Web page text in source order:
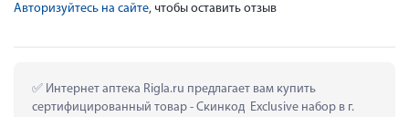
Авторизуйтесь на сайте, чтобы оставить отзыв
Интернет аптека Rigla.ru предлагает вам купить
сертифицированный товар - Скинкод  Exclusive набор в г.